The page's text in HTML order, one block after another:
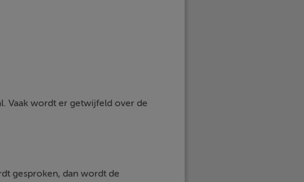
Vaak wordt er getwijfeld over de
gesproken, dan wordt de